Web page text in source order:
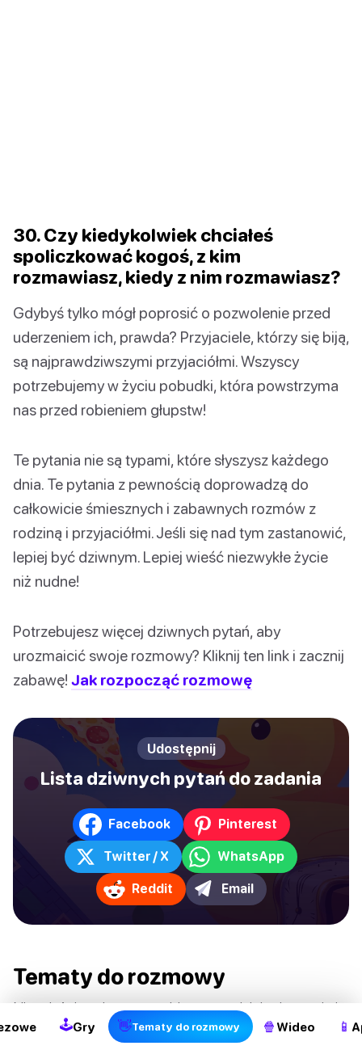
30. Czy kiedykolwiek chciałeś
spoliczkować kogoś, z kim
rozmawiasz, kiedy z nim rozmawiasz?
Gdybyś tylko mógł poprosić o pozwolenie przed
uderzeniem ich, prawda? Przyjaciele, którzy się biją,
są najprawdziwszymi przyjaciółmi. Wszyscy
potrzebujemy w życiu pobudki, która powstrzyma
nas przed robieniem głupstw!
Te pytania nie są typami, które słyszysz każdego
dnia. Te pytania z pewnością doprowadzą do
całkowicie śmiesznych i zabawnych rozmów z
rodziną i przyjaciółmi. Jeśli się nad tym zastanowić,
lepiej być dziwnym. Lepiej wieść niezwykłe życie
niż nudne!
Potrzebujesz więcej dziwnych pytań, aby
urozmaicić swoje rozmowy? Kliknij ten link i zacznij
zabawę! Jak rozpocząć rozmowę
Udostępnij
Lista dziwnych pytań do zadania
Facebook Pinterest
Twitter / X WhatsApp
Reddit Email
🕹Gry 👋Tematy do rozmowy 🍿 Wideo 📱
Tematy do rozmowy
Niezależnie od tego, czy bierzesz udział w imprezie i
rozmawiasz z kimś, kogo właśnie spotkałeś, czy